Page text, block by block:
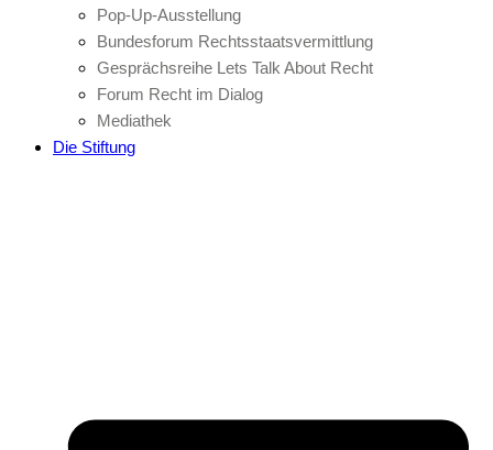
Pop-Up-Ausstellung
Bundesforum Rechtsstaatsvermittlung
Gesprächsreihe Lets Talk About Recht
Forum Recht im Dialog
Mediathek
Die Stiftung